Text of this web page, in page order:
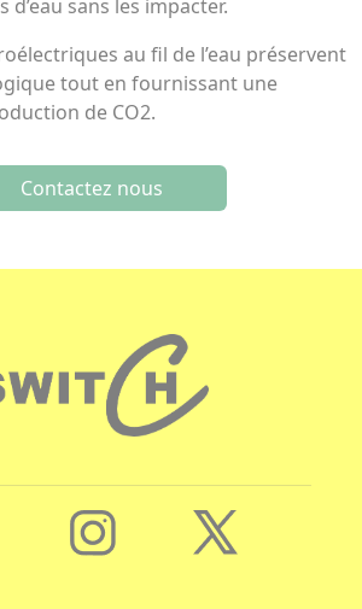
d’eau sans les impacter.
au fil de l’eau préservent
tout en fournissant une
de CO2.
Contactez nous